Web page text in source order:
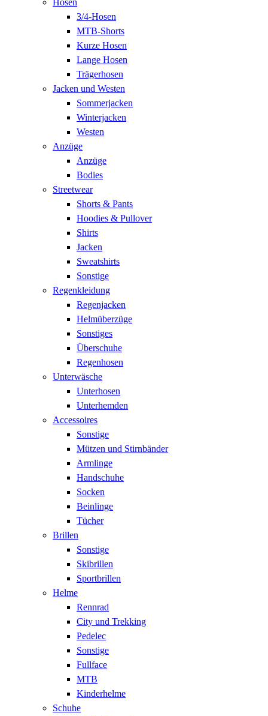
3/4-Hosen
MTB-Shorts
Kurze Hosen
Lange Hosen
Trägerhosen
Jacken und Westen
Sommerjacken
Winterjacken
Westen
Anzüge
Anzüge
Bodies
Streetwear
Shorts & Pants
Hoodies & Pullover
Shirts
Jacken
Sweatshirts
Sonstige
Regenkleidung
Regenjacken
Helmüberzüge
Sonstiges
Überschuhe
Regenhosen
Unterwäsche
Unterhosen
Unterhemden
Accessoires
Sonstige
Mützen und Stirnbänder
Armlinge
Handschuhe
Socken
Beinlinge
Tücher
Brillen
Sonstige
Skibrillen
Sportbrillen
Helme
Rennrad
City und Trekking
Pedelec
Sonstige
Fullface
MTB
Kinderhelme
Schuhe